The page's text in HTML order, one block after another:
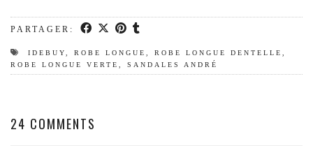
PARTAGER:
IDEBUY ROBE LONGUE ROBE LONGUE DENTELLE
ROBE LONGUE VERTE
SANDALES ANDRÉ
24 COMMENTS